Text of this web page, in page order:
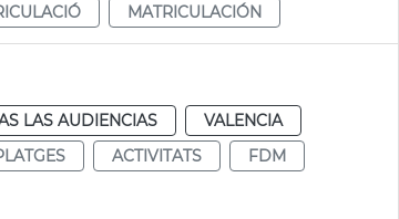
MATRICULACIÓN
LAS AUDIENCIAS
VALENCIA
ACTIVITATS
FDM